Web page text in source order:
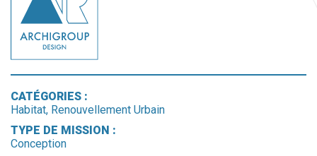
CATÉGORIES :
Habitat, Renouvellement Urbain
TYPE DE MISSION :
Conception